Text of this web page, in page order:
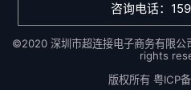
咨询电话：
©2020 深圳市超连接电子商务有限公
rights
版权所有 粤ICP